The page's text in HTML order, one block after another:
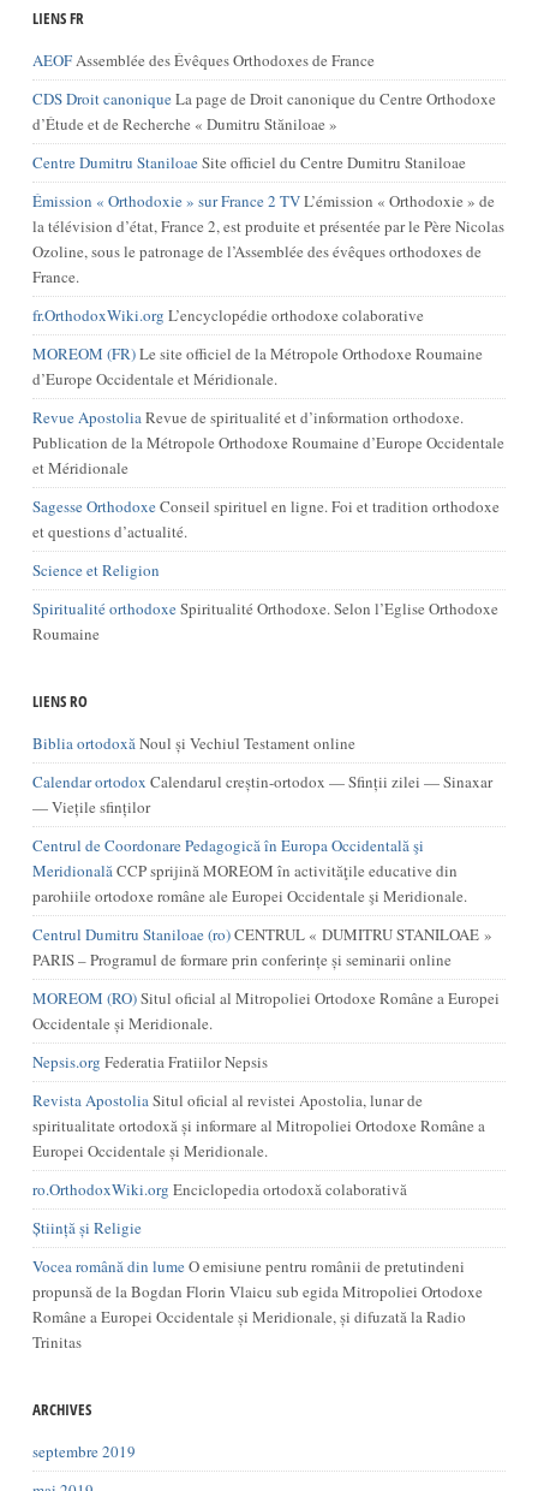
LIENS FR
AEOFAssemblée des Évêques Orthodoxes de France
CDS Droit canoniqueLa page de Droit canonique du Centre Orthodoxe
d’Étude et de Recherche « Dumitru Stăniloae »
Centre Dumitru StaniloaeSite officiel du Centre Dumitru Staniloae
Émission « Orthodoxie » sur France 2 TVL’émission « Orthodoxie » de
la télévision d’état, France 2, est produite et présentée par le Père Nicolas
Ozoline, sous le patronage de l’Assemblée des évêques orthodoxes de
France.
fr.OrthodoxWiki.org L’encyclopédie orthodoxe colaborative
MOREOM (FR)Le site officiel de la Métropole Orthodoxe Roumaine
d’Europe Occidentale et Méridionale.
Revue ApostoliaRevue de spiritualité et d’information orthodoxe.
Publication de la Métropole Orthodoxe Roumaine d’Europe Occidentale
et Méridionale
Sagesse OrthodoxeConseil spirituel en ligne. Foi et tradition orthodoxe
et questions d’actualité.
Science et Religion
Spiritualité orthodoxeSpiritualité Orthodoxe. Selon l’Eglise Orthodoxe
Roumaine
LIENS RO
Biblia ortodoxăNoul și Vechiul Testament online
Calendar ortodox Calendarul creștin-ortodox — Sfinții zilei — Sinaxar
— Viețile sfinților
Centrul de Coordonare Pedagogică în Europa Occidentală şi
MeridionalăCCP sprijină MOREOM în activităţile educative din
parohiile ortodoxe române ale Europei Occidentale şi Meridionale.
Centrul Dumitru Staniloae (ro)CENTRUL « DUMITRU STANILOAE »
PARIS – Programul de formare prin conferințe și seminarii online
MOREOM (RO)Situl oficial al Mitropoliei Ortodoxe Române a Europei
Occidentale și Meridionale.
Nepsis.org Federatia Fratiilor Nepsis
Revista ApostoliaSitul oficial al revistei Apostolia, lunar de
spiritualitate ortodoxă și informare al Mitropoliei Ortodoxe Române a
Europei Occidentale și Meridionale.
ro.OrthodoxWiki.org Enciclopedia ortodoxă colaborativă
Știință și Religie
Vocea română din lumeO emisiune pentru românii de pretutindeni
propunsă de la Bogdan Florin Vlaicu sub egida Mitropoliei Ortodoxe
Române a Europei Occidentale și Meridionale, și difuzată la Radio
Trinitas
ARCHIVES
septembre 2019